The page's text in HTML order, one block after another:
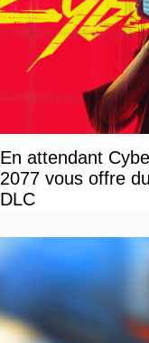
En attendant
2077 vous offre
DLC